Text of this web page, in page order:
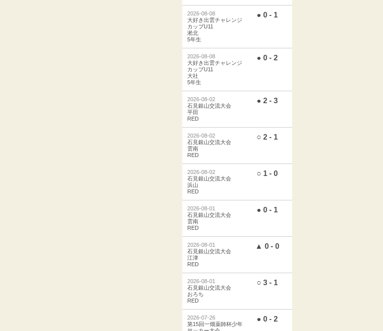
2026-08-08
大好き出雲チャレンジ
カップU11
淞北
5年生
● 0 - 1
2026-08-08
大好き出雲チャレンジ
カップU11
大社
5年生
● 0 - 2
2026-08-02
石見銀山交流大会
平田
RED
● 2 - 3
2026-08-02
石見銀山交流大会
雲南
RED
○ 2 - 1
2026-08-02
石見銀山交流大会
浜山
RED
○ 1 - 0
2026-08-01
石見銀山交流大会
雲南
RED
● 0 - 1
2026-08-01
石見銀山交流大会
江津
RED
▲ 0 - 0
2026-08-01
石見銀山交流大会
おろち
RED
○ 3 - 1
2026-07-26
第15回一畑薬師杯少年
● 0 - 2